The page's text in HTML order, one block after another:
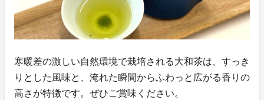
寒暖差の激しい自然環境で栽培される大和茶は、すっき
りとした風味と、淹れた瞬間からふわっと広がる香りの
高さが特徴です。ぜひご賞味ください。